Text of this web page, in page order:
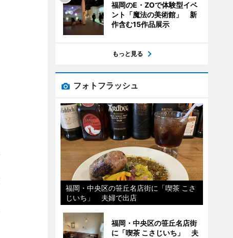
福岡のE・ZOで体験型イベ
ント「魔法の美術館」 新
作含む15作品展示
もっと見る
フォトフラッシュ
福岡・中央区の笹丘名店街に「喫茶 こさ
じいち」 夫婦で出店
福岡・中央区の笹丘名店街
に「喫茶 こさじいち」 夫